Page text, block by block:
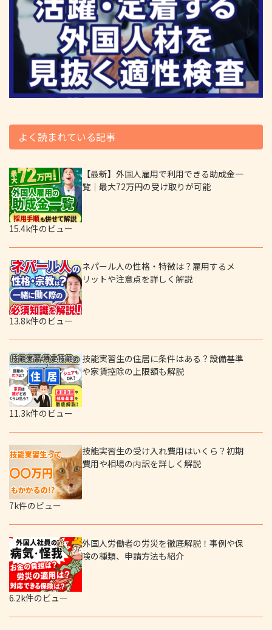
よく読まれている記事
【最新】外国人雇用で利用できる助成金一
覧｜最大72万円の受け取りが可能
15.4k件のビュー
ネパール人の性格・特徴は？雇用するメ
リットや注意点を詳しく解説
13.8k件のビュー
技能実習生の住居に条件はある？設備基準
や家賃控除の上限額も解説
11.3k件のビュー
技能実習生の受け入れ費用はいくら？初期
費用や相場の内訳を詳しく解説
7k件のビュー
外国人労働者の労災を徹底解説！事例や保
険の種類、申請方法も紹介
6.2k件のビュー